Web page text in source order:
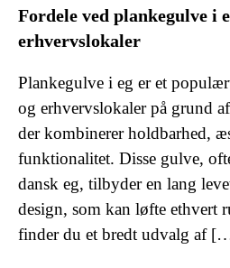
Fordele ved plankegulve i
erhvervslokaler
Plankegulve i eg er et
og erhvervslokaler på grund
der kombinerer holdbarhed,
funktionalitet. Disse gulve,
dansk eg, tilbyder en lang
design, som kan løfte ethvert
finder du et bredt udvalg af